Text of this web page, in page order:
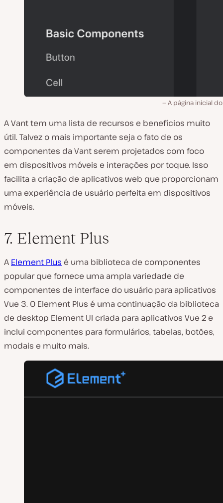
A página inicial
A Vant tem uma lista de recursos e benefícios muito
útil. Talvez o mais importante seja o fato de os
componentes da Vant serem projetados com foco
em dispositivos móveis e interações por toque. Isso
facilita a criação de aplicativos web que proporcionam
uma experiência de usuário perfeita em dispositivos
móveis.
7. Element Plus
A Element Plus é uma biblioteca de componentes
popular que fornece uma ampla variedade de
componentes de interface do usuário para aplicativos
Vue 3. O Element Plus é uma continuação da biblioteca
de desktop Element UI criada para aplicativos Vue 2 e
inclui componentes para formulários, tabelas, botões,
modais e muito mais.